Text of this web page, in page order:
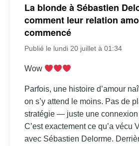
La blonde à Sébastien
comment leur relation
commencé
Publié le lundi 20 juillet à 01:34
Wow
Parfois, une histoire d’amour
on s’y attend le moins. Pas de
stratégie — juste une connexion
C’est exactement ce qu’a vécu
avec Sébastien Delorme.